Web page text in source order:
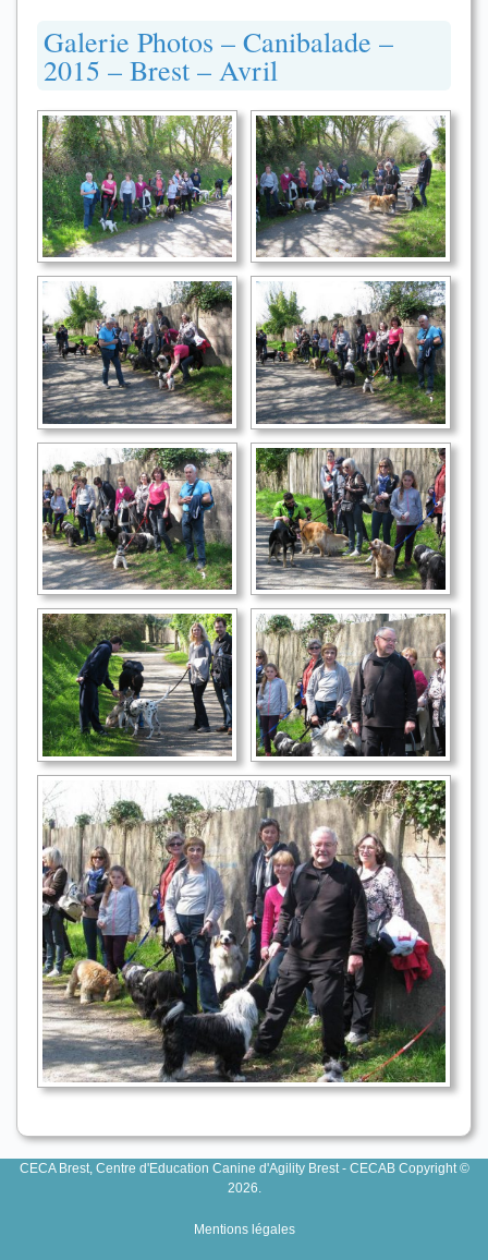
Galerie Photos – Canibalade –
2015 – Brest – Avril
CECA Brest, Centre d'Education Canine d'Agility Brest - CECAB Copyright ©
2026.
Mentions légales